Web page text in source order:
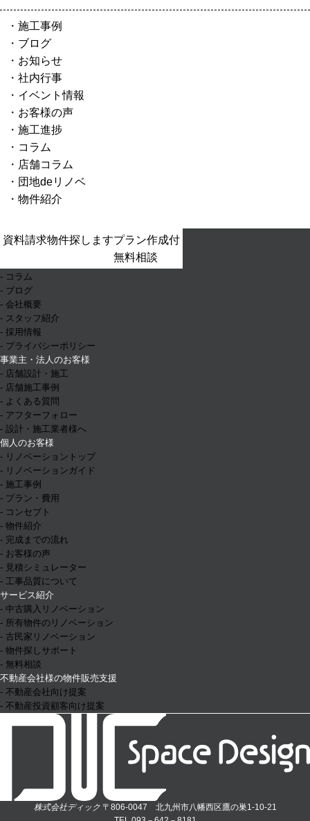
施工事例
ブログ
お知らせ
社内行事
イベント情報
お客様の声
施工進捗
コラム
店舗コラム
団地deリノベ
物件紹介
資料請求物件探しますプラン作成付
無料相談
- ホーム
- お知らせ
- コラム
- ブログ
- 会社概要
- スタッフ紹介
- 採用情報
- プライバシーポリシー
事業主・法人のお客様
- 店舗設計・施工
- 店舗施工事例
- よくある質問
- アフターフォロー
- 設計・施工業者様へ
個人のお客様
- リノベーショントップ
- リノベーションガイド
- 施工事例
- プラン・費用
- コンセプト
- 物件紹介
- 完成までの流れ
- お客様の声
- 見積シミュレーター
- 工事品質について
サービス紹介
- 中古購入リノベーション
- 所有物件のリノベーション
- 古民家リノベーション
- 物件探しサポート
- 無料相談
不動産会社様の物件販売支援
- 不動産会社向け提案
- 不動産投資顧客向け提案
株式会社ディック〒806-0047 北九州市八幡西区鷹の巣1-10-21